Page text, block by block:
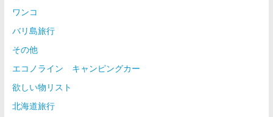
ワンコ
バリ島旅行
その他
エコノライン キャンピングカー
欲しい物リスト
北海道旅行